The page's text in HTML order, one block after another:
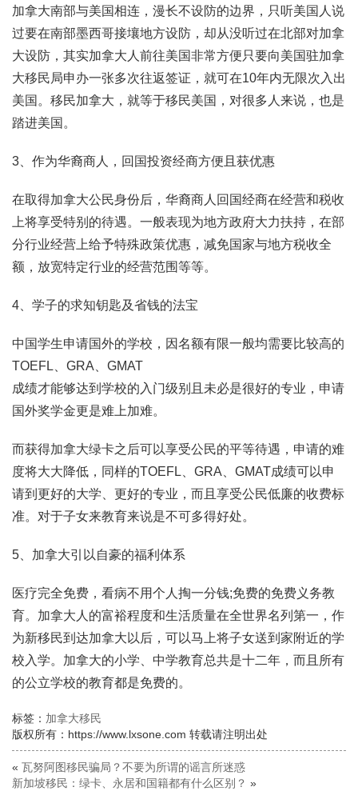
加拿大南部与美国相连，漫长不设防的边界，只听美国人说
过要在南部墨西哥接壤地方设防，却从没听过在北部对加拿
大设防，其实加拿大人前往美国非常方便只要向美国驻加拿
大移民局申办一张多次往返签证，就可在10年内无限次入出
美国。移民加拿大，就等于移民美国，对很多人来说，也是
踏进美国。
3、作为华裔商人，回国投资经商方便且获优惠
在取得加拿大公民身份后，华裔商人回国经商在经营和税收
上将享受特别的待遇。一般表现为地方政府大力扶持，在部
分行业经营上给予特殊政策优惠，减免国家与地方税收全
额，放宽特定行业的经营范围等等。
4、学子的求知钥匙及省钱的法宝
中国学生申请国外的学校，因名额有限一般均需要比较高的
TOEFL、GRA、GMAT
成绩才能够达到学校的入门级别且未必是很好的专业，申请
国外奖学金更是难上加难。
而获得加拿大绿卡之后可以享受公民的平等待遇，申请的难
度将大大降低，同样的TOEFL、GRA、GMAT成绩可以申
请到更好的大学、更好的专业，而且享受公民低廉的收费标
准。对于子女来教育来说是不可多得好处。
5、加拿大引以自豪的福利体系
医疗完全免费，看病不用个人掏一分钱;免费的免费义务教
育。加拿大人的富裕程度和生活质量在全世界名列第一，作
为新移民到达加拿大以后，可以马上将子女送到家附近的学
校入学。加拿大的小学、中学教育总共是十二年，而且所有
的公立学校的教育都是免费的。
标签： 加拿大移民
版权所有：https://www.lxsone.com 转载请注明出处
« 瓦努阿图移民骗局？不要为所谓的谣言所迷惑
新加坡移民：绿卡、永居和国籍都有什么区别？ »